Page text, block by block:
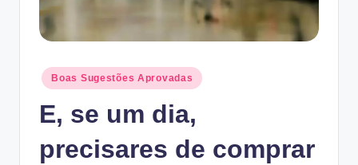
PostedBoas Sugestões Aprovadas
E, se um dia,
precisares de comprar